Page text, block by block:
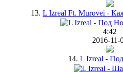
13. L Izreal Ft. Murovei -
4:42
2016-11-
14. L Izreal -